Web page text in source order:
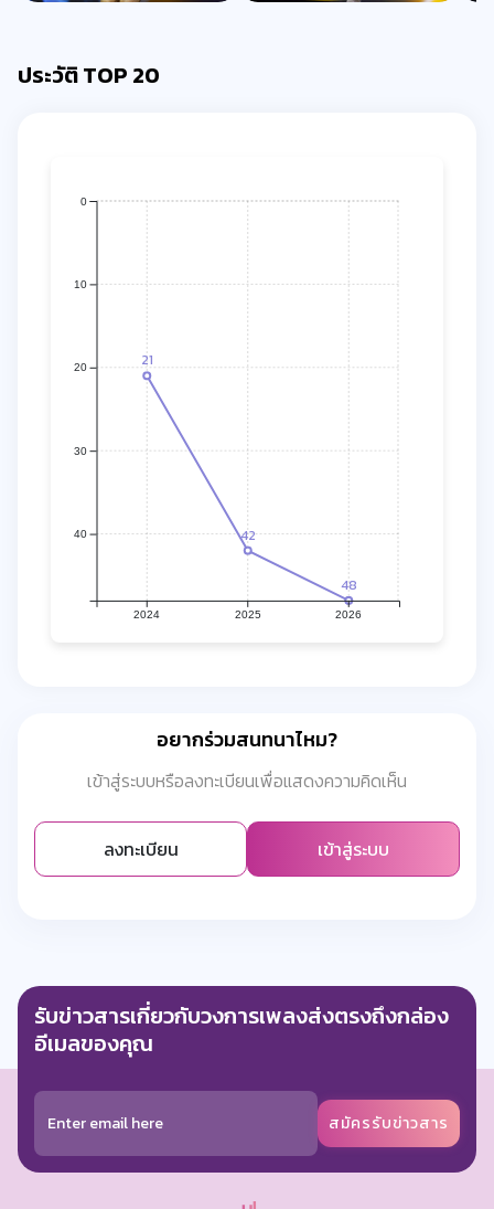
ประวัติ TOP 20
21
42
48
2024 2025 2026
40
30
20
10
0
อยากร่วมสนทนาไหม?
เข้าสู่ระบบหรือลงทะเบียนเพื่อแสดงความคิดเห็น
ลงทะเบียน เข้าสู่ระบบ
รับข่าวสารเกี่ยวกับวงการเพลงส่งตรงถึงกล่อง
อีเมลของคุณ
สมัครรับข่าวสาร